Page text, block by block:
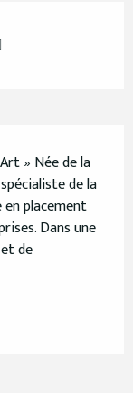
» Née de la
de la
placement
Dans une
de